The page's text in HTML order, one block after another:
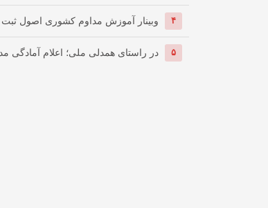
۴ وبینار آموزش مداوم کشوری اصول
۵ در راستای همدلی ملی؛ اعلام آمادگی